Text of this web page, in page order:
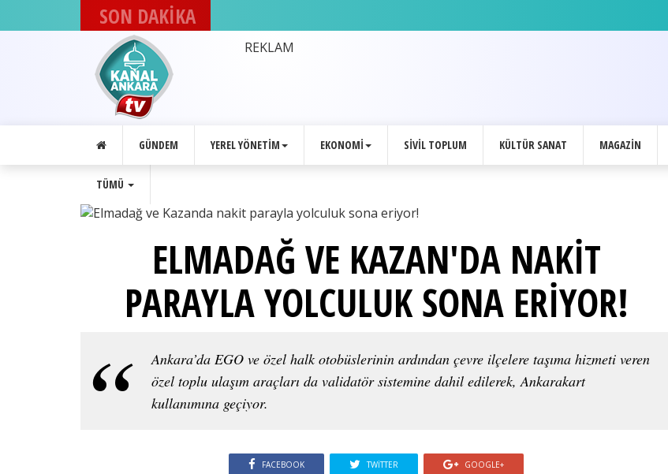
SON DAKİKA
Ankara'daki
gerçekleştirdi
REKLAM
GÜNDEM YEREL YÖNETIM EKONOMI SIVIL TOPLUM KÜLTÜR SANAT MAGAZIN
TÜMÜ
ELMADAĞ VE KAZAN'DA NAKİT
PARAYLA YOLCULUK SONA ERİYOR!
Ankara’da EGO ve özel halk otobüslerinin ardından çevre ilçelere taşıma hizmeti veren
özel toplu ulaşım araçları da validatör sistemine dahil edilerek, Ankarakart
kullanımına geçiyor.
FACEBOOK TWITTER GOOGLE+